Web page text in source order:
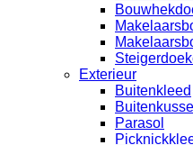
Exterieur
Buitenkleed
Parasol